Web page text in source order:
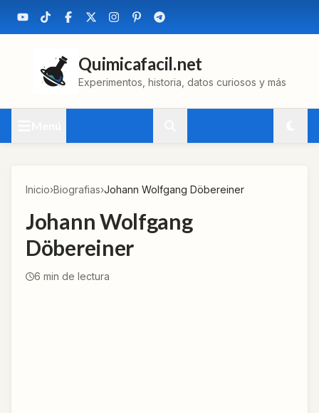
Quimicafacil.net
Experimentos, historia, datos curiosos y más
Inicio›Biografias›Johann Wolfgang Döbereiner
Johann Wolfgang
Döbereiner
6 min de lectura